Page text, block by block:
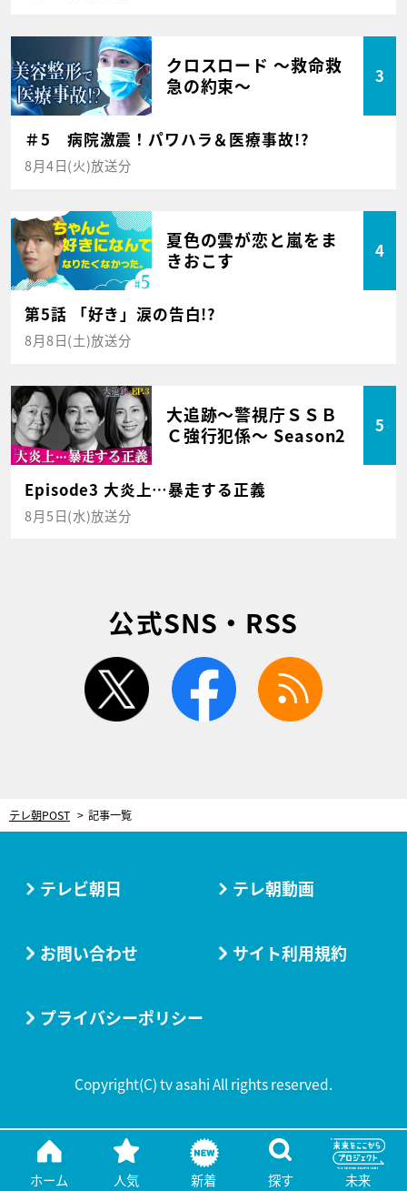
クロスロード ～救命救
急の約束～
3
＃5 病院激震！パワハラ＆医療事故!?
8月4日(火)放送分
夏色の雲が恋と嵐をま
きおこす
4
第5話 「好き」涙の告白!?
8月8日(土)放送分
大追跡～警視庁ＳＳＢ
Ｃ強行犯係～ Season2
5
Episode3 大炎上…暴走する正義
8月5日(水)放送分
公式SNS・RSS
twitter facebook
テレ朝POST 記事一覧
ホーム 人気 新着 探す 未来
テレビ朝日 テレ朝動画
お問い合わせ サイト利用規約
プライバシーポリシー
Copyright(C) tv asahi All rights reserved.